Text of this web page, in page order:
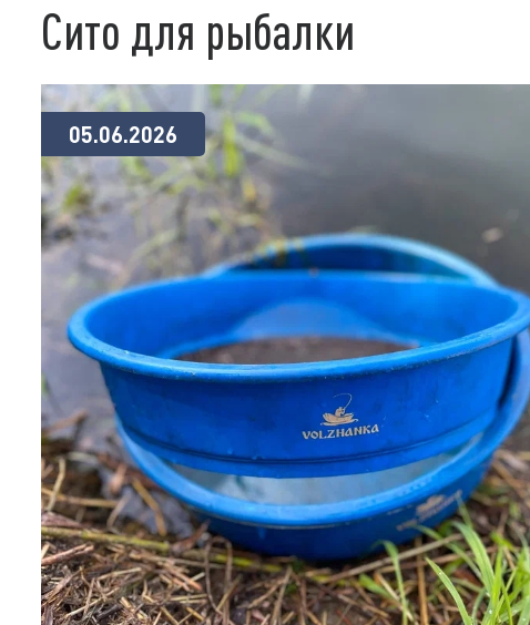
Сито для рыбалки
05.06.2026